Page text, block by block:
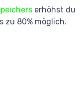
erhöhst du
zu 80% möglich.